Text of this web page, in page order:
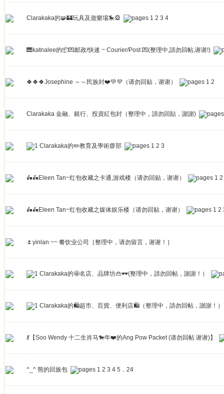
Clarakaka的🧩🏰玩具及遊樂場🎠🎡 1 2 3 4
🎹katnalee的📦💌邮政/快速 ~ Courier/Post 💌(整理中,請勿回帖,谢谢!)
🍀🍀🍀Josephine ～～民族封❤️💚💜（请勿回贴，谢谢） 1 2
Clarakaka 金融、銀行、投資紅包封（整理中，請勿回貼，謝謝)
Clarakaka的✏️教育及學術📗部 1 2 3
🛵🛵Eleen Tan~红包收藏之卡通,游戏楼（请勿回贴，谢谢） 1 2
🛵🛵Eleen Tan~红包收藏之媒体娱乐楼（请勿回贴，谢谢） 1 2
🌷yinlan ~~ 餐饮业公司［整理中，请勿留言，谢谢！］
Clarakaka的🤩名店、品牌坊👜🕶️(整理中，請勿回帖，謝謝！）
Clarakaka的🛍️超市、百貨、便利店🛍️（整理中，請勿回帖，謝謝！）
💃【Soo Wendy 十二生肖马🐎年❤️的Ang Pow Packet (请勿回帖 谢谢)】
^_^ 熊的回族包 1 2 3 4 5 .. 24